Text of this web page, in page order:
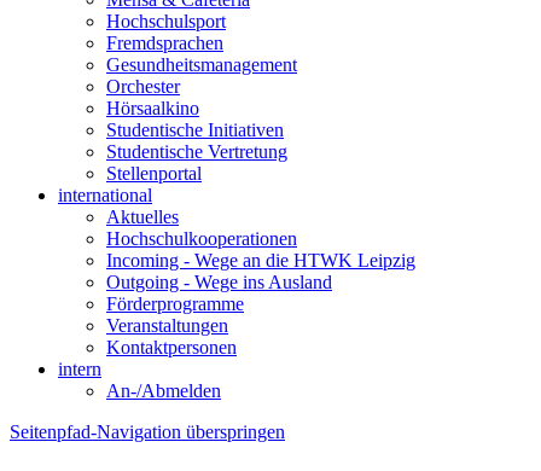
Hochschulsport
Fremdsprachen
Gesundheitsmanagement
Orchester
Hörsaalkino
Studentische Initiativen
Studentische Vertretung
Stellenportal
international
Aktuelles
Hochschulkooperationen
Incoming - Wege an die HTWK Leipzig
Outgoing - Wege ins Ausland
Förderprogramme
Veranstaltungen
Kontaktpersonen
intern
An-/Abmelden
Seitenpfad-Navigation überspringen